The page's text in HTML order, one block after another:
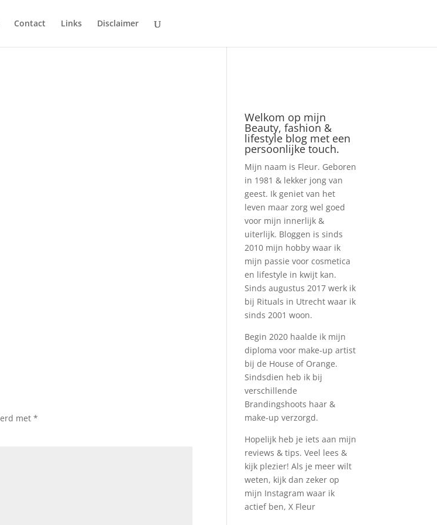
Contact Links Disclaimer
met*
Welkom op mijn
Beauty, fashion &
lifestyle blog met een
persoonlijke touch.
Mijn naam is Fleur. Geboren
in 1981 & lekker jong van
geest. Ik geniet van het
leven maar zorg wel goed
voor mijn innerlijk &
uiterlijk. Bloggen is sinds
2010 mijn hobby waar ik
mijn passie voor cosmetica
en lifestyle in kwijt kan.
Sinds augustus 2017 werk ik
bij Rituals in Utrecht waar ik
sinds 2001 woon.
Begin 2020 haalde ik mijn
diploma voor make-up artist
bij de House of Orange.
Sindsdien heb ik bij
verschillende
Brandingshoots haar &
make-up verzorgd.
Hopelijk heb je iets aan mijn
reviews & tips. Veel lees &
kijk plezier! Als je meer wilt
weten, kijk dan zeker op
mijn Instagram waar ik
actief ben, X Fleur